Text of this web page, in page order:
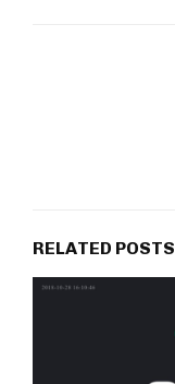
RELATED POSTS